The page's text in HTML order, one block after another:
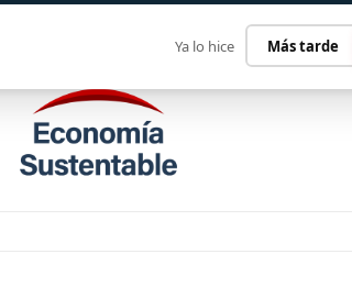
CONTACTO
Ya lo hice Más tarde